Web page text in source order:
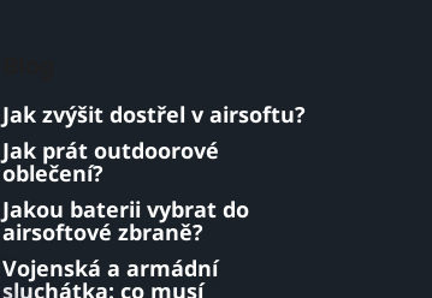
Jak zvýšit dostřel v airsoftu?
Jak prát outdoorové
oblečení?
Jakou baterii vybrat do
airsoftové zbraně?
Vojenská a armádní
sluchátka: co musí